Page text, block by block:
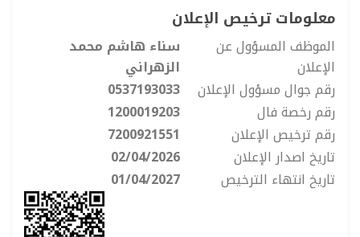
معلومات ترخيص الإعلان
الموظف المسؤول عن
الإعلان
سناء هاشم محمد
الزهراني
رقم جوال مسؤول الإعلان
0537193033
رقم رخصة فال
1200019203
رقم ترخيص الإعلان
7200921551
تاريخ اصدار الإعلان
02/04/2026
تاريخ انتهاء الترخيص
01/04/2027